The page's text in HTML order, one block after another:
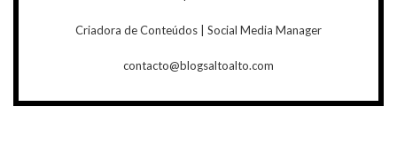
Criadora de Conteúdos | Social Media Manager
contacto@blogsaltoalto.com